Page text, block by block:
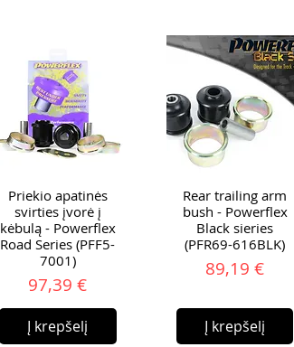
Priekio apatinės
svirties įvorė į
kėbulą - Powerflex
Road Series (PFF5-
7001)
Kaina
97,39 €
Į krepšelį
Rear trailing arm
bush - Powerflex
Black sieries
(PFR69-616BLK)
Kaina
89,19 €
Į krepšelį